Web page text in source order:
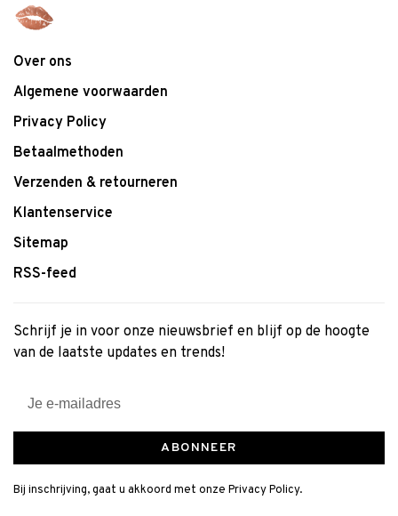
Over ons
Algemene voorwaarden
Privacy Policy
Betaalmethoden
Verzenden & retourneren
Klantenservice
Sitemap
RSS-feed
Schrijf je in voor onze nieuwsbrief en blijf op de hoogte
van de laatste updates en trends!
ABONNEER
Bij inschrijving, gaat u akkoord met onze Privacy Policy.